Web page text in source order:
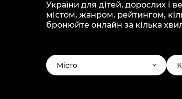
України для дітей, дорослих і
містом, жанром, рейтингом,
бронюйте онлайн за кілька
Місто